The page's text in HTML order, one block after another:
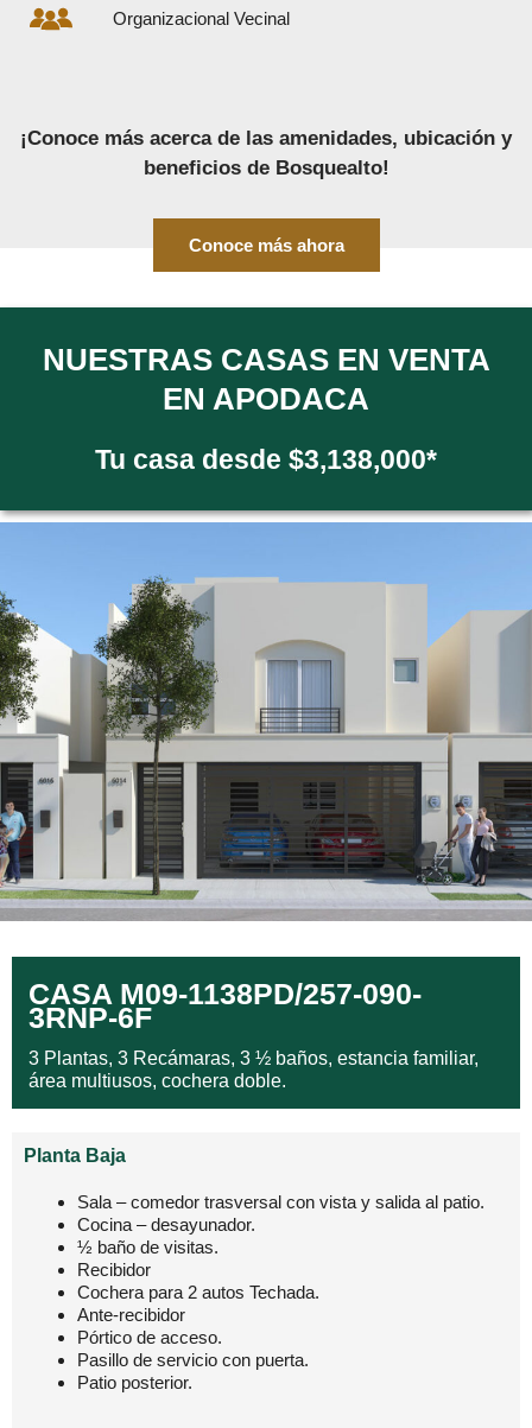
Organizacional Vecinal
¡Conoce más acerca de las amenidades, ubicación y
beneficios de Bosquealto!
Conoce más ahora
NUESTRAS CASAS EN VENTA
EN APODACA
Tu casa desde $3,138,000*
CASA M09-1138PD/257-090-
3RNP-6F
3 Plantas, 3 Recámaras, 3 ½ baños, estancia familiar,
área multiusos, cochera doble.
Planta Baja
Sala – comedor trasversal con vista y salida al patio.
Cocina – desayunador.
½ baño de visitas.
Recibidor
Cochera para 2 autos Techada.
Ante-recibidor
Pórtico de acceso.
Pasillo de servicio con puerta.
Patio posterior.